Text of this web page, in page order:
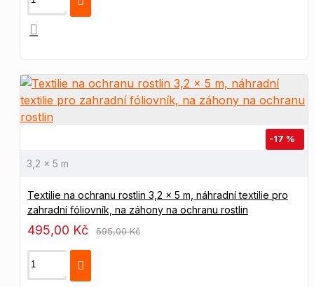
-17 %
3,2 x 5 m
Textilie na ochranu rostlin 3,2 x 5 m, náhradní textilie pro
zahradní fóliovník, na záhony na ochranu rostlin
495,00 Kč 595,00 Kč